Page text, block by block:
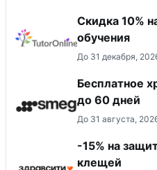
Скидка 10%
обучения
До 31 декабря,
Бесплатное
до 60 дней
До 31 августа,
-15% на
клещей